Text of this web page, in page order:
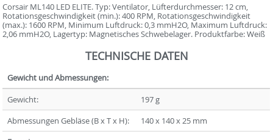
Corsair ML140 LED ELITE. Typ: Ventilator, Lüfterdurchmesser: 12 cm,
Rotationsgeschwindigkeit (min.): 400 RPM, Rotationsgeschwindigkeit
(max.): 1600 RPM, Minimum Luftdruck: 0,3 mmH2O, Maximum Luftdruck:
2,06 mmH2O, Lagertyp: Magnetisches Schwebelager. Produktfarbe: Weiß
TECHNISCHE DATEN
Gewicht und Abmessungen:
Gewicht:
197 g
Abmessungen Gebläse (B x T x H):
140 x 140 x 25 mm